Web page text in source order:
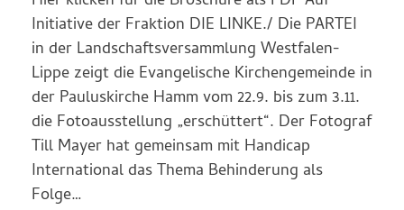
Initiative der Fraktion DIE LINKE./ Die PARTEI
in der Landschaftsversammlung Westfalen-
Lippe zeigt die Evangelische Kirchengemeinde in
der Pauluskirche Hamm vom 22.9. bis zum 3.11.
die Fotoausstellung „erschüttert“. Der Fotograf
Till Mayer hat gemeinsam mit Handicap
International das Thema Behinderung als
Folge…